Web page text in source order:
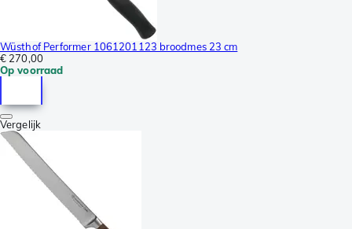
Wüsthof Performer 1061201123 broodmes 23 cm
€ 270,00
Op voorraad
Vergelijk